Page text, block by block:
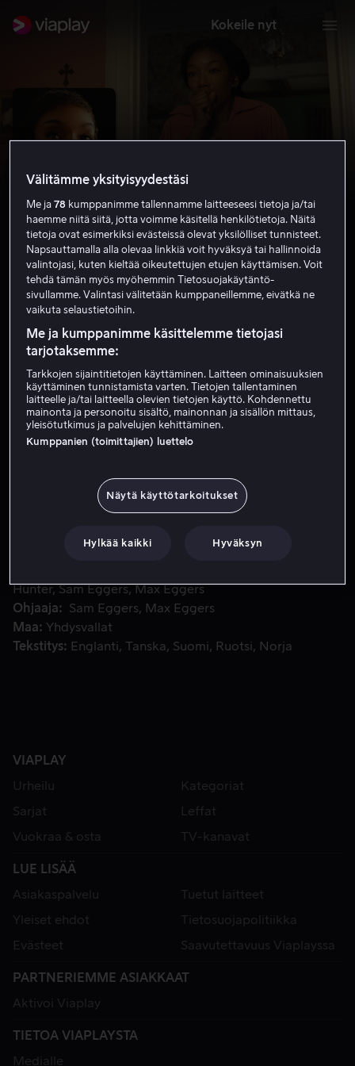
Kokeile nyt
The Front Room
4.6 Jännitys Kauhu
HD
Vuokraa 4,99 €
Osta 8,99 €
Katso traileri
Vasta raskaaksi tulleen Belindan elämä menee päin
Vasta raskaaksi tulleen Belindan elämä menee päin
Hunter Sam Eggers Max Eggers
Ohjaaja
Sam Eggers
Max Eggers
Maa
Yhdysvallat
Tekstitys
Englanti Tanska Suomi Ruotsi Norja
VIAPLAY
Urheilu
Kategoriat
Sarjat
Leffat
Vuokraa & osta
TV-kanavat
LUE LISÄÄ
Asiakaspalvelu
Tuetut laitteet
Yleiset ehdot
Tietosuojapolitiikka
Evästeet
Saavutettavuus Viaplayssa
PARTNERIEMME ASIAKKAAT
Aktivoi Viaplay
TIETOA VIAPLAYSTA
Medialle
Välitämme yksityisyydestäsi
Me ja78 kumppanimme tallennamme laitteeseesi tietoja ja/tai
haemme niitä siitä, jotta voimme käsitellä henkilötietoja. Näitä
tietoja ovat esimerkiksi evästeissä olevat yksilölliset tunnisteet.
Napsauttamalla alla olevaa linkkiä voit hyväksyä tai hallinnoida
valintojasi, kuten kieltää oikeutettujen etujen käyttämisen. Voit
tehdä tämän myös myöhemmin Tietosuojakäytäntö-
sivullamme. Valintasi välitetään kumppaneillemme, eivätkä ne
vaikuta selaustietoihin.
Me ja kumppanimme käsittelemme tietojasi
tarjotaksemme:
Tarkkojen sijaintitietojen käyttäminen. Laitteen ominaisuuksien
käyttäminen tunnistamista varten. Tietojen tallentaminen
laitteelle ja/tai laitteella olevien tietojen käyttö. Kohdennettu
mainonta ja personoitu sisältö, mainonnan ja sisällön mittaus,
yleisötutkimus ja palvelujen kehittäminen.
Kumppanien (toimittajien) luettelo
Näytä käyttötarkoitukset
Hylkää kaikki Hyväksyn